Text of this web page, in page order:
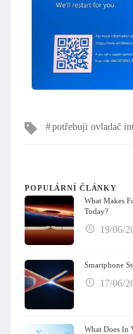
Tagypotřebuji ovladač
POPULÁRNÍ ČLÁNKY
What Makes
Today?
19/06/
Smartphone
17/06/
What Does In